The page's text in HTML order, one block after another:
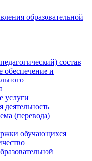
образовательной
состав
обеспечение и
услуги
деятельность
(перевода)
обучающихся